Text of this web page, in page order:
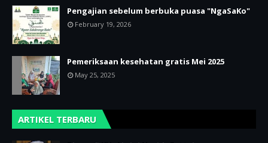
Pengajian sebelum berbuka puasa "NgaSaKo"
February 19, 2026
Pemeriksaan kesehatan gratis Mei 2025
May 25, 2025
ARTIKEL TERBARU